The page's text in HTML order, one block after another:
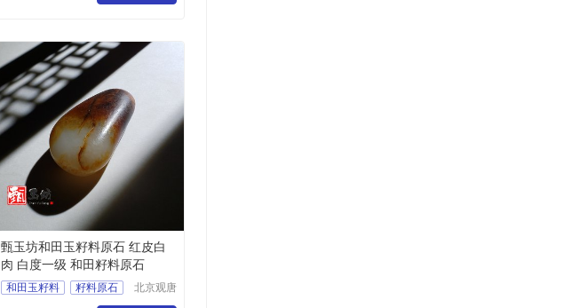
甄玉坊和田玉籽料原石 红皮白
肉 白度一级 和田籽料原石
和田玉籽料
籽料原石
北京观唐